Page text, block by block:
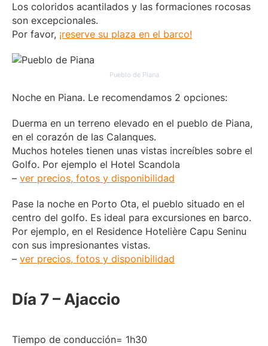
Los coloridos acantilados y las formaciones rocosas
son excepcionales.
Por favor, ¡reserve su plaza en el barco!
Pueblo de Piana
Noche en Piana. Le recomendamos 2 opciones:
Duerma en un terreno elevado en el pueblo de Piana,
en el corazón de las Calanques.
Muchos hoteles tienen unas vistas increíbles sobre el
Golfo. Por ejemplo el Hotel Scandola
– ver precios, fotos y disponibilidad
Pase la noche en Porto Ota, el pueblo situado en el
centro del golfo. Es ideal para excursiones en barco.
Por ejemplo, en el Residence Hotelière Capu Seninu
con sus impresionantes vistas.
– ver precios, fotos y disponibilidad
Día 7 – Ajaccio
Tiempo de conducción= 1h30